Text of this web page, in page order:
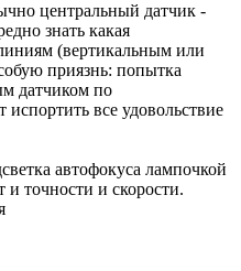
центральный датчик -
знать какая
(вертикальным или
приязнь: попытка
датчиком по
все удовольствие
автофокуса лампочкой
и точности и скорости.